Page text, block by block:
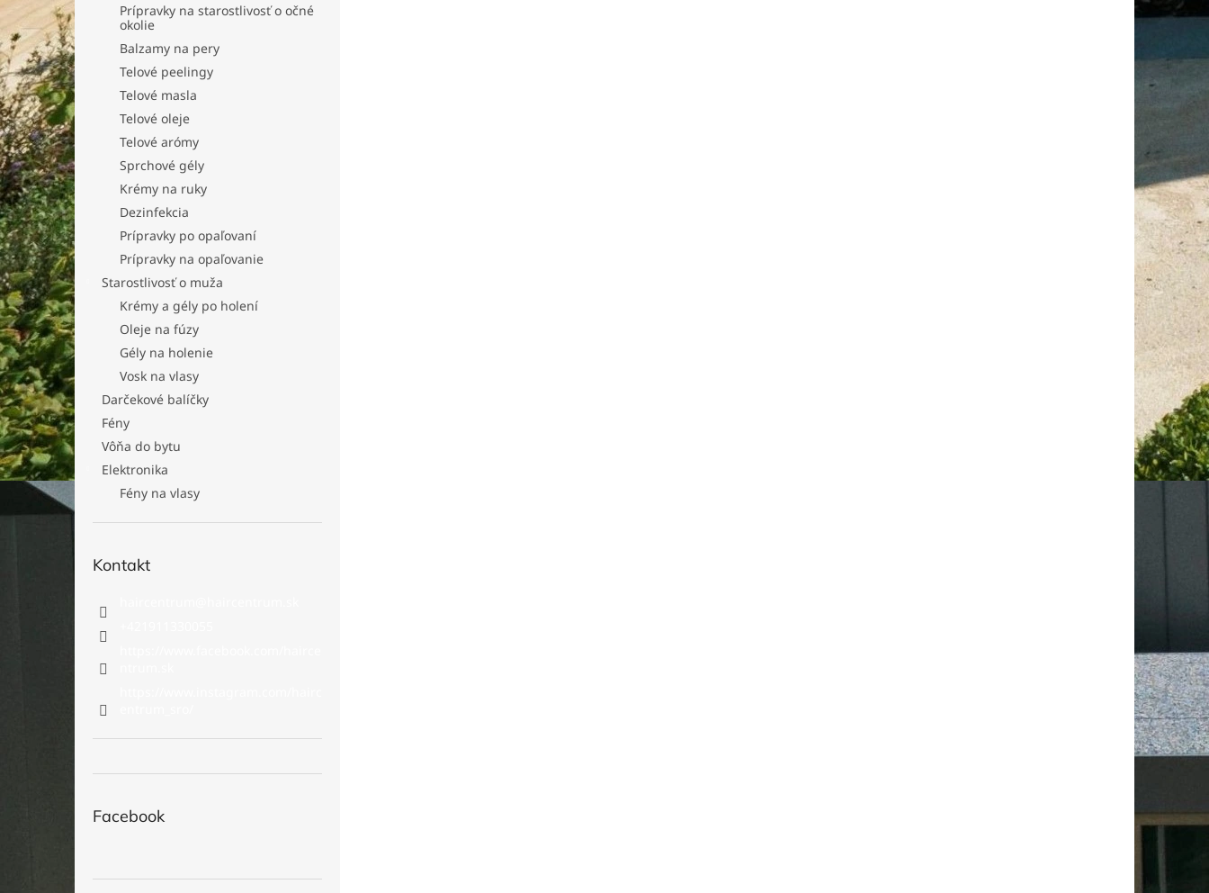
Prípravky na starostlivosť o očné
okolie
Balzamy na pery
Telové peelingy
Telové masla
Telové oleje
Telové arómy
Sprchové gély
Krémy na ruky
Dezinfekcia
Prípravky po opaľovaní
Prípravky na opaľovanie
Starostlivosť o muža
Krémy a gély po holení
Oleje na fúzy
Gély na holenie
Vosk na vlasy
Darčekové balíčky
Fény
Vôňa do bytu
Elektronika
Fény na vlasy
Kontakt
Facebook